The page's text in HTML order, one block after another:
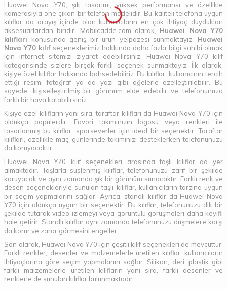
Huawei Nova Y70, şık tasarımı, yüksek performansı ve özellikle
kamerasıyla öne çıkan bir telefon modelidir. Bu kaliteli telefona uygun
kılıflar da arayış içinde olan kullanıcıların en çok ihtiyaç duydukları
aksesuarlardan biridir. Mobilcadde.com olarak, Huawei Nova Y70
kılıfları konusunda geniş bir ürün yelpazesi sunmaktayız. Huawei
Nova Y70 kılıfseçeneklerimiz hakkında daha fazla bilgi sahibi olmak
için internet sitemizi ziyaret edebilirsiniz. Huawei Nova Y70 kılıf
kategorisinde sizlere birçok farklı seçenek sunmaktayız. İlk olarak,
kişiye özel kılıflar hakkında bahsedebiliriz. Bu kılıflar, kullanıcının tercih
ettiği resim, fotoğraf ya da yazı gibi öğelerle özelleştirilebilir. Bu
sayede, kişiselleştirilmiş bir görünüm elde edebilir ve telefonunuza
farklı bir hava katabilirsiniz.
Kişiye özel kılıfların yanı sıra, taraftar kılıfları da Huawei Nova Y70 için
oldukça popülerdir. Favori takımınızın logosu veya renkleri ile
tasarlanmış bu kılıflar, sporseverler için ideal bir seçenektir. Taraftar
kılıfları, özellikle maç günlerinde takımınızı desteklerken telefonunuzu
da koruyacaktır.
Huawei Nova Y70 kılıf seçenekleri arasında taşlı kılıflar da yer
almaktadır. Taşlarla süslenmiş kılıflar, telefonunuzu zarif bir şekilde
koruyacak ve aynı zamanda şık bir görünüm sunacaktır. Farklı renk ve
desen seçenekleriyle sunulan taşlı kılıflar, kullanıcıların tarzına uygun
bir seçim yapmalarını sağlar. Ayrıca, standlı kılıflar da Huawei Nova
Y70 için oldukça uygun bir seçenektir. Bu kılıflar, telefonunuzu dik bir
şekilde tutarak video izlemeyi veya görüntülü görüşmeleri daha keyifli
hale getirir. Standlı kılıflar aynı zamanda telefonunuzu düşmelere karşı
da korur ve zarar görmesini engeller.
Son olarak, Huawei Nova Y70 için çeşitli kılıf seçenekleri de mevcuttur.
Farklı renkler, desenler ve malzemelerle üretilen kılıflar, kullanıcıların
ihtiyaçlarına göre seçim yapmalarını sağlar. Silikon, deri, plastik gibi
farklı malzemelerle üretilen kılıfların yanı sıra, farklı desenler ve
renklerle de sunulan kılıflar bulunmaktadır.